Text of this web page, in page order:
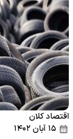
اقتصاد کلان